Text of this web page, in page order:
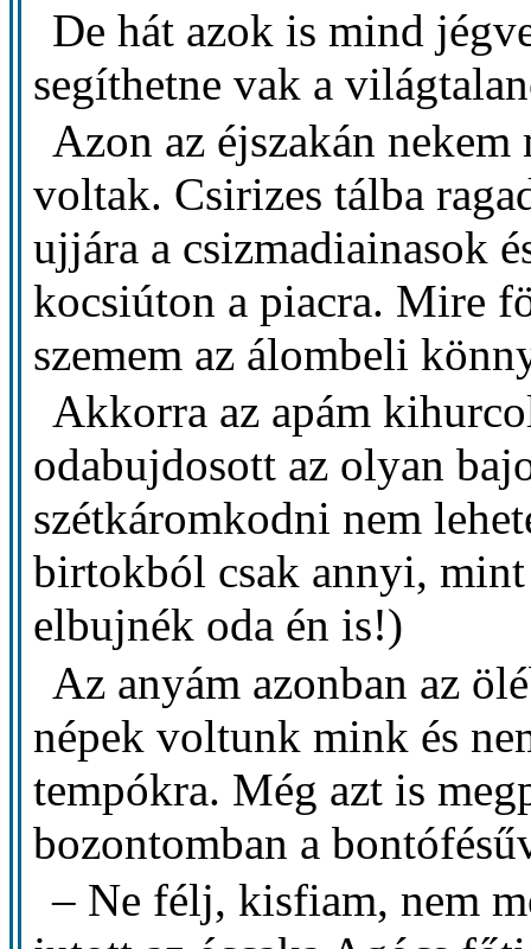
De hát azok is mind
segíthetne vak a
Azon az éjszakán
voltak. Csirizes tálba
ujjára a csizmadiainasok
kocsiúton a piacra. Mire
szemem az álombeli
Akkorra az apám
odabujdosott az olyan
szétkáromkodni nem
birtokból csak annyi,
elbujnék oda én is!)
Az anyám azonban az
népek voltunk mink és
tempókra. Még azt is
bozontomban a
– Ne félj, kisfiam, nem